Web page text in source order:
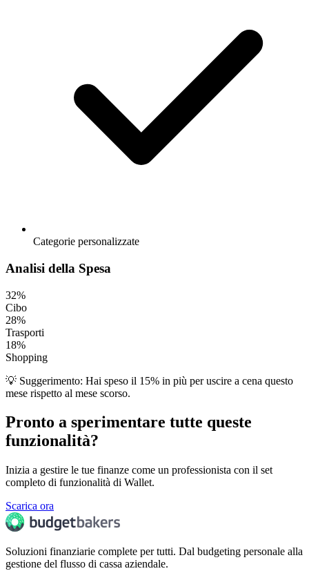
Categorie personalizzate
Analisi della Spesa
32%
Cibo
28%
Trasporti
18%
Shopping
💡 Suggerimento: Hai speso il 15% in più per uscire a cena questo
mese rispetto al mese scorso.
Pronto a sperimentare tutte queste
funzionalità?
Inizia a gestire le tue finanze come un professionista con il set
completo di funzionalità di Wallet.
Scarica ora
Soluzioni finanziarie complete per tutti. Dal budgeting personale alla
gestione del flusso di cassa aziendale.